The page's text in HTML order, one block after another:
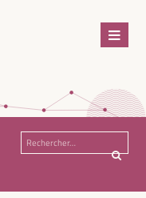
Rechercher :